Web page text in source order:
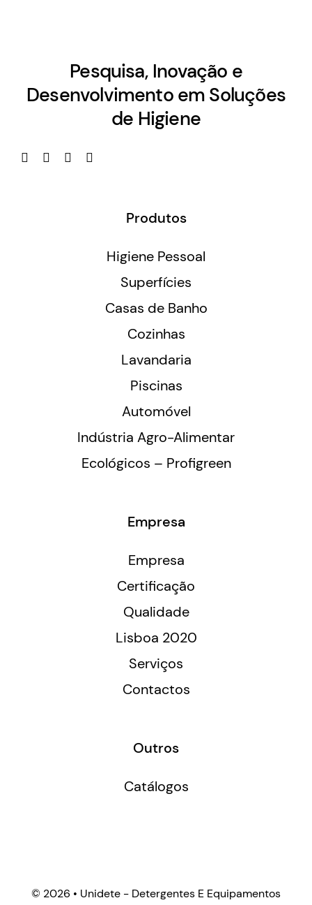
Pesquisa, Inovação e
Desenvolvimento em Soluções
de Higiene
Produtos
Higiene Pessoal
Superfícies
Casas de Banho
Cozinhas
Lavandaria
Piscinas
Automóvel
Indústria Agro-Alimentar
Ecológicos – Profigreen
Empresa
Empresa
Certificação
Qualidade
Lisboa 2020
Serviços
Contactos
Outros
Catálogos
© 2026 • Unidete - Detergentes E Equipamentos